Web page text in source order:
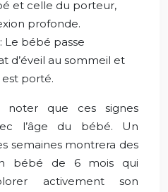
et celle du porteur,
profonde.
Le bébé passe
d’éveil au sommeil et
est porté.
que ces signes
l’âge du bébé. Un
semaines montrera des
bébé de 6 mois qui
activement son